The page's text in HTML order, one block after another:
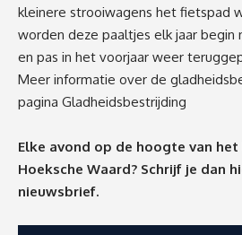
kleinere strooiwagens het fietspad
worden deze paaltjes elk jaar begin
en pas in het voorjaar weer
Meer informatie over de
pagina Gladheidsbestrijding
Elke avond op de hoogte van
Hoeksche Waard? Schrijf je dan
nieuwsbrief.